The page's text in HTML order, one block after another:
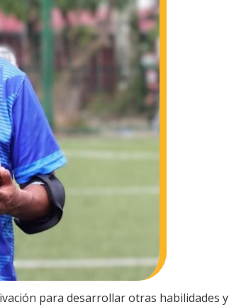
para desarrollar otras habilidades y